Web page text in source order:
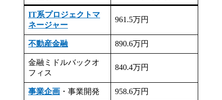
IT系プロジェクトマ
ネージャー
961.5万円
不動産金融 890.6万円
金融ミドルバックオ
フィス
840.4万円
事業企画 ・事業開発 958.6万円